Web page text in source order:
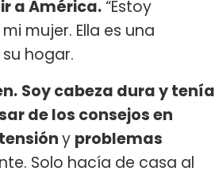
a América.“Estoy
mujer. Ella es una
hogar.
Soy cabeza dura y tenía
de los consejos en
y problemas
Solo hacía de casa al